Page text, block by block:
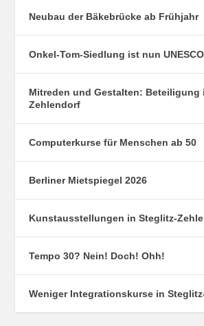
Neubau der Bäkebrücke ab Frühjahr
Onkel-Tom-Siedlung ist nun
Mitreden und Gestalten: Beteiligung
Zehlendorf
Computerkurse für Menschen ab 50
Berliner Mietspiegel 2026
Kunstausstellungen in Steglitz-
Tempo 30? Nein! Doch! Ohh!
Weniger Integrationskurse in